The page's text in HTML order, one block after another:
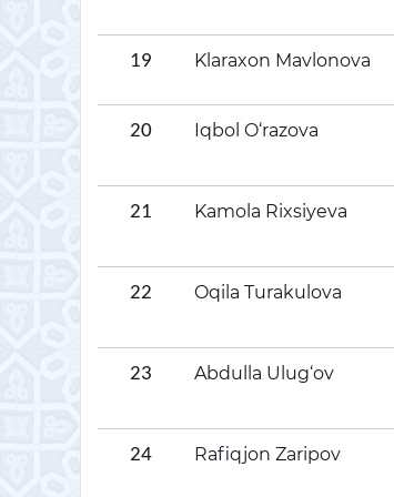
19 Klaraxon Mavlonova
20 Iqbol O‘razova
21 Kamola Rixsiyeva
22 Oqila Turakulova
23 Abdulla Ulug‘ov
24 Rafiqjon Zaripov